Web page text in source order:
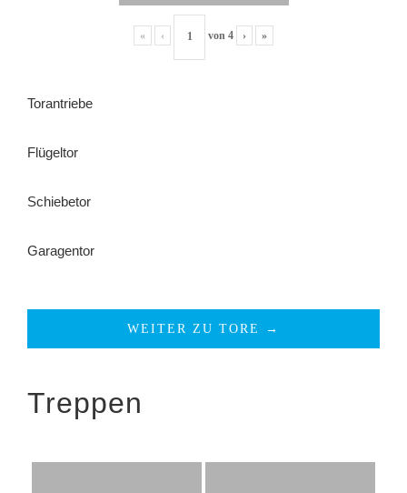
« ‹ von 4 › »
Torantriebe
Flügeltor
Schiebetor
Garagentor
WEITER ZU TORE →
Treppen